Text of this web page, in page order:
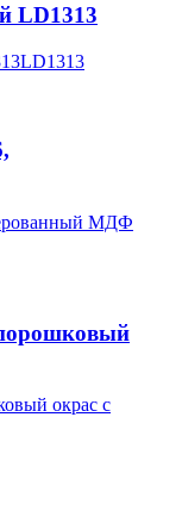
LD1313
LD1313